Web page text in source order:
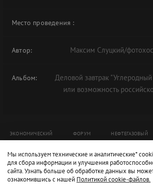
Место проведения :
Автор: Максим Слуцкий/
Альбом:
Деловой завтрак
или возможность
ЭКОНОМИЧЕСКИЙ ФОРУМ НЕФТЕГАЗОВЫЙ
Мы используем технические и аналитические*
для сбора информации и улучшения
сайта. Узнать больше об обработке данных вы
ознакомившись с нашей Политикой cookie-файлов.